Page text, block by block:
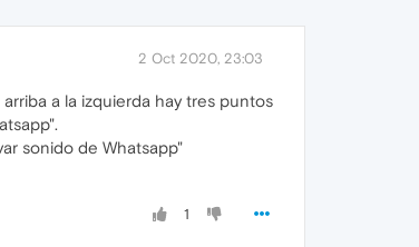
2 Oct 2020, 23:03
a la izquierda hay tres puntos
sonido de Whatsapp"
1